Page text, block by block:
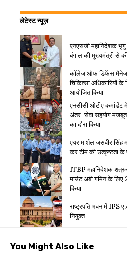
लेटेस्ट न्यूज़
एनएसजी महानिदेशक भृगु
बंगाल की मुख्यमंत्री से
कॉलेज ऑफ डिफेंस
चिकित्सा अधिकारियों
आयोजित किया
एनसीसी ओटीए कमांडेंट
अंतर-सेवा सहयोग
का दौरा किया
एयर मार्शल जसवीर सिंह
कर टीम की उत्कृष्टता के
ITBP महानिदेशक
माउंट अबी गमिन के लिए
किया
राष्ट्रपति भवन में IPS
नियुक्त
You Might Also Like